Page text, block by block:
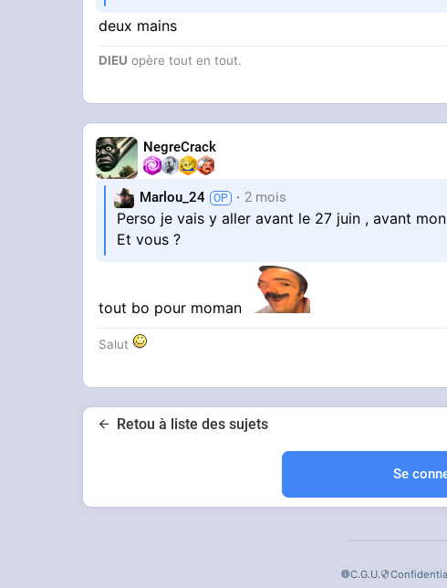
deux mains
DIEU opère tout en tout.
NegreCrack
Marlou_24 2 mois
Perso je vais y aller avant le 27 juin , avant
Et vous ?
tout bo pour moman
Salut
Retou à liste des sujets
Se
C.G.U.